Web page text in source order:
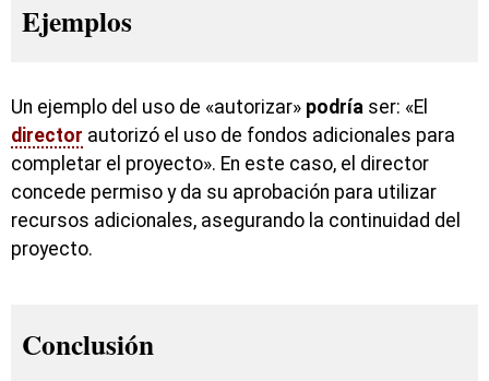
Ejemplos
Un ejemplo del uso de «autorizar» podría ser: «El
director autorizó el uso de fondos adicionales para
completar el proyecto». En este caso, el director
concede permiso y da su aprobación para utilizar
recursos adicionales, asegurando la continuidad del
proyecto.
Conclusión